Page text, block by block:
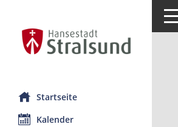
Startseite
Kalender